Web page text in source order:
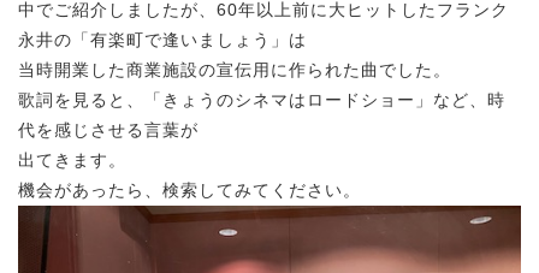
中でご紹介しましたが、60年以上前に大ヒットしたフランク
永井の「有楽町で逢いましょう」は
当時開業した商業施設の宣伝用に作られた曲でした。
歌詞を見ると、「きょうのシネマはロードショー」など、時
代を感じさせる言葉が
出てきます。
機会があったら、検索してみてください。